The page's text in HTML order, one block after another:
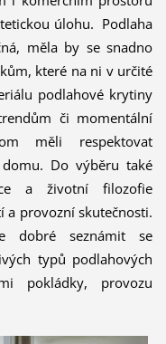
úlohu. Podlaha
měla by se snadno
které na ni v určité
podlahové krytiny
či momentální
měli respektovat
Do výběru také
a životní filozofie
a provozní skutečnosti.
dobré seznámit se
typů podlahových
pokládky, provozu